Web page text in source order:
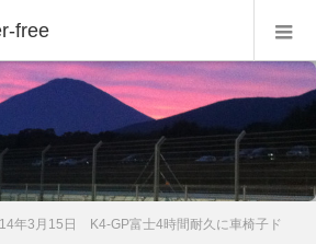
free
年3月15日 K4-GP富士4時間耐久に車椅子ド